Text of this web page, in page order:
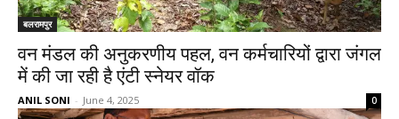
बलरामपुर
वन मंडल की अनुकरणीय पहल, वन कर्मचारियों द्वारा जंगल
में की जा रही है एंटी स्नेयर वॉक
ANIL SONI - June 4, 2025 0